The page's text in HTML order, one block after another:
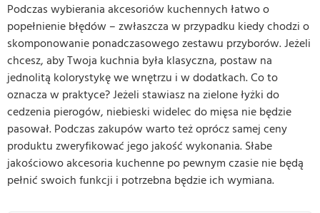
Podczas wybierania akcesoriów kuchennych łatwo o
popełnienie błędów – zwłaszcza w przypadku kiedy chodzi o
skomponowanie ponadczasowego zestawu przyborów. Jeżeli
chcesz, aby Twoja kuchnia była klasyczna, postaw na
jednolitą kolorystykę we wnętrzu i w dodatkach. Co to
oznacza w praktyce? Jeżeli stawiasz na zielone łyżki do
cedzenia pierogów, niebieski widelec do mięsa nie będzie
pasował. Podczas zakupów warto też oprócz samej ceny
produktu zweryfikować jego jakość wykonania. Słabe
jakościowo akcesoria kuchenne po pewnym czasie nie będą
pełnić swoich funkcji i potrzebna będzie ich wymiana.